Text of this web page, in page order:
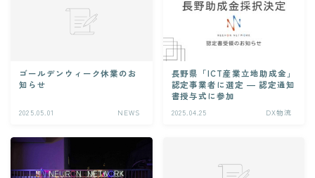
RECRUIT
ゴールデンウィーク休業のお
知らせ
2025.05.01 NEWS
長野県「ICT産業立地助成金」
認定事業者に選定 ― 認定通知
書授与式に参加
2025.04.25 DX物流